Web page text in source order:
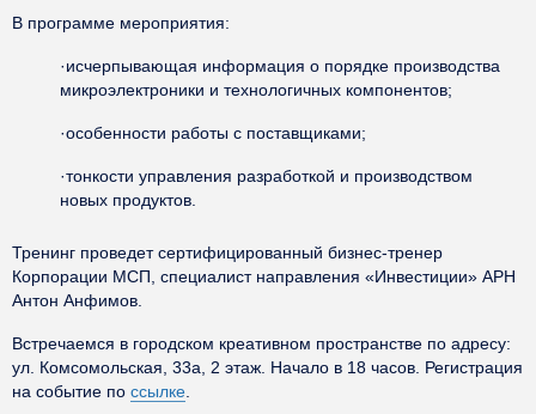
В программе мероприятия:
·исчерпывающая информация о порядке производства
микроэлектроники и технологичных компонентов;
·особенности работы с поставщиками;
·тонкости управления разработкой и производством
новых продуктов.
Тренинг проведет сертифицированный бизнес-тренер
Корпорации МСП, специалист направления «Инвестиции» АРН
Антон Анфимов.
Встречаемся в городском креативном пространстве по адресу:
ул. Комсомольская, 33а, 2 этаж. Начало в 18 часов. Регистрация
на событие по ссылке